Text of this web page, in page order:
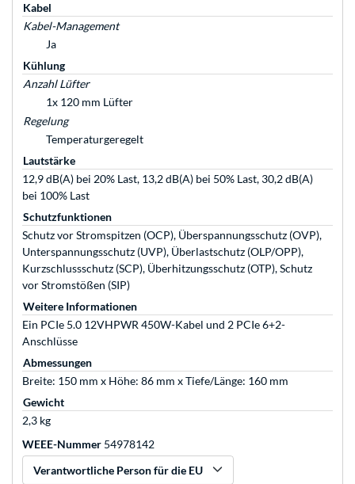
Kabel
Kabel-Management
Ja
Kühlung
Anzahl Lüfter
1x 120 mm Lüfter
Regelung
Temperaturgeregelt
Lautstärke
12,9 dB(A) bei 20% Last, 13,2 dB(A) bei 50% Last, 30,2 dB(A)
bei 100% Last
Schutzfunktionen
Schutz vor Stromspitzen (OCP), Überspannungsschutz (OVP),
Unterspannungsschutz (UVP), Überlastschutz (OLP/OPP),
Kurzschlussschutz (SCP), Überhitzungsschutz (OTP), Schutz
vor Stromstößen (SIP)
Weitere Informationen
Ein PCIe 5.0 12VHPWR 450W-Kabel und 2 PCIe 6+2-
Anschlüsse
Abmessungen
Breite: 150 mm x Höhe: 86 mm x Tiefe/Länge: 160 mm
Gewicht
2,3 kg
WEEE-Nummer 54978142
Verantwortliche Person für die EU